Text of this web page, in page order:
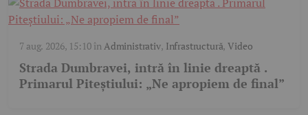
7 aug. 2026, 15:10înAdministrativ, Infrastructură,Video
Strada Dumbravei, intră în linie dreaptă .
Primarul Piteștiului: „Ne apropiem de final”